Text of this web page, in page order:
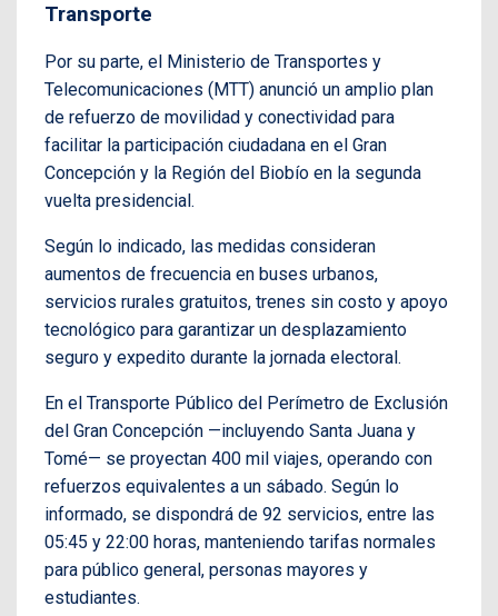
Transporte
Por su parte, el Ministerio de Transportes y
Telecomunicaciones (MTT) anunció un amplio plan
de refuerzo de movilidad y conectividad para
facilitar la participación ciudadana en el Gran
Concepción y la Región del Biobío en la segunda
vuelta presidencial.
Según lo indicado, las medidas consideran
aumentos de frecuencia en buses urbanos,
servicios rurales gratuitos, trenes sin costo y apoyo
tecnológico para garantizar un desplazamiento
seguro y expedito durante la jornada electoral.
En el Transporte Público del Perímetro de Exclusión
del Gran Concepción —incluyendo Santa Juana y
Tomé— se proyectan 400 mil viajes, operando con
refuerzos equivalentes a un sábado. Según lo
informado, se dispondrá de 92 servicios, entre las
05:45 y 22:00 horas, manteniendo tarifas normales
para público general, personas mayores y
estudiantes.